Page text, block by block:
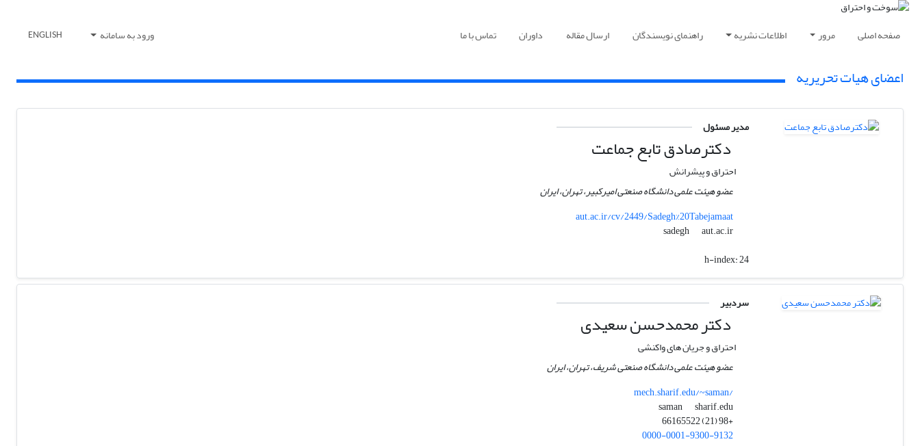
صفحه اصلی مرور اطلاعات نشریه راهنمای نویسندگان ارسال مقاله داوران تماس با ما ورود به سامانه ENGLISH
اعضای هیات تحریریه
مدیر مسئول
دکترصادق تابع جماعت
احتراق و پیشرانش
عضو هیئت علمی دانشگاه صنعتی امیرکبیر، تهران، ایران
aut.ac.ir/cv/2449/Sadegh%20Tabejamaat
sadegh
aut.ac.ir
h-index:24
سردبیر
دکتر محمدحسن سعیدی
احتراق و جریان های واکنشی
عضو هیئت علمی دانشگاه صنعتی شریف، تهران، ایران
mech.sharif.edu/~saman/
saman
sharif.edu
+98 (21) 66165522
0000-0001-9300-9132